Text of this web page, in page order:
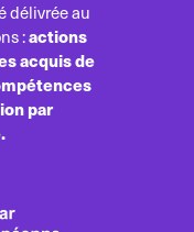
délivrée au
:actions
acquis de
par